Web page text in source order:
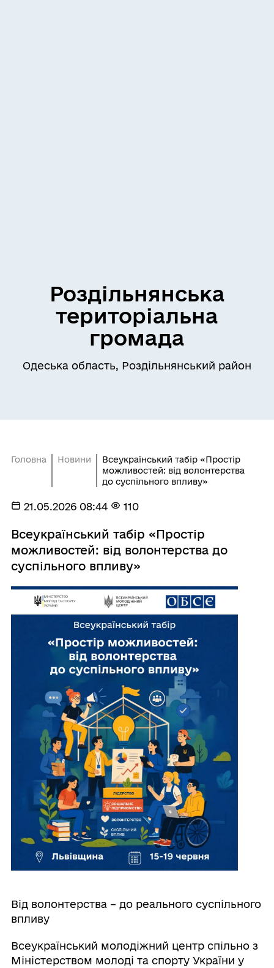
Роздільнянська
територіальна
громада
Одеська область, Роздільнянський район
Головна Новини
Всеукраїнський табір «Простір
можливостей: від волонтерства
до суспільного впливу»
21.05.2026 08:44 110
Всеукраїнський табір «Простір
можливостей: від волонтерства до
суспільного впливу»
Від волонтерства – до реального суспільного
впливу
Всеукраїнський молодіжний центр спільно з
Міністерством молоді та спорту України у